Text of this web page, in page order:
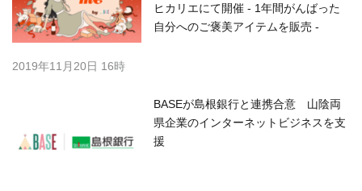
ヒカリエにて開催 - 1年間がんばった
自分へのご褒美アイテムを販売 -
2019年11月20日 16時
BASEが島根銀行と連携合意 山陰両
県企業のインターネットビジネスを支
援